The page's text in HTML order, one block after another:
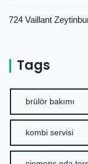
724 Vaillant
Tags
brülör bakımı
kombi servisi